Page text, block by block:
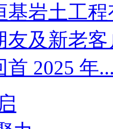
基岩土工
友及新老
2025 年